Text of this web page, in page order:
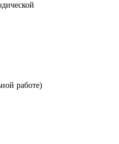
работе)